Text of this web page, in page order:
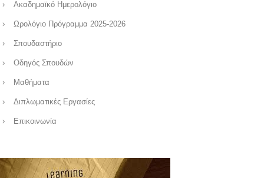
Ακαδημαϊκό Ημερολόγιο
Ωρολόγιο Πρόγραμμα 2025-2026
Σπουδαστήριο
Οδηγός Σπουδών
Μαθήματα
Διπλωματικές Εργασίες
Επικοινωνία